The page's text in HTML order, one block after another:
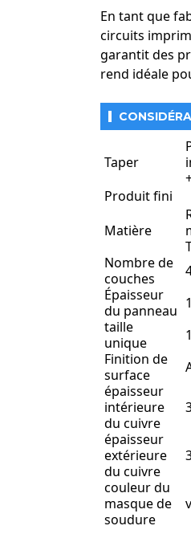
En tant que
circuits
garantit des
rend idéale
Taper
Produit fini
Matière
Nombre de
couches
Épaisseur
du panneau
taille
unique
Finition de
surface
épaisseur
intérieure
du cuivre
épaisseur
extérieure
du cuivre
couleur du
masque de
soudure
Ce circuit
pertes
Secteurs
Systèmes de
● Utilisé dans
● Assure une
Systèmes de
● Convient aux
● Offre une
Électronique
● Utilisé dans
● Les circuits
Transmission
Systèmes